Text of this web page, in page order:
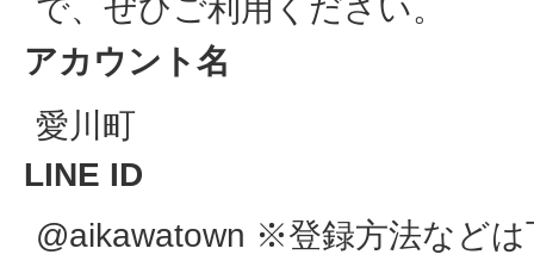
で、ぜひご利用ください。
アカウント名
愛川町
LINE ID
@aikawatown ※登録方法など